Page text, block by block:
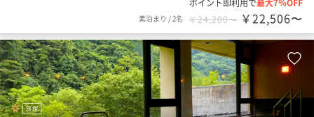
ポイント即利用で最大7％OFF
素泊まり /2名 ￥24,200〜 ￥22,506〜
旅館